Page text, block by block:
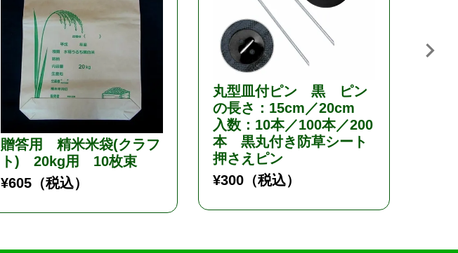
贈答用 精米米袋(クラフ
ト) 20kg用 10枚束
¥605 （税込）
丸型皿付ピン 黒 ピン
の長さ：15cm／20cm
入数：10本／100本／200
本 黒丸付き防草シート
押さえピン
¥300 （税込）